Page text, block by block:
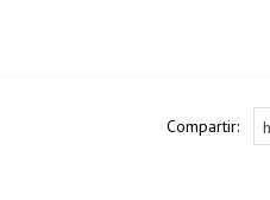
Compartir: